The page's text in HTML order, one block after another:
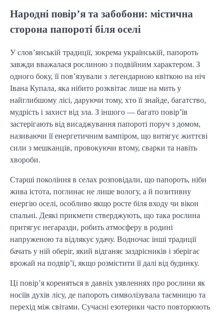
Народні повір’я та забобони: містична
сторона папороті біля оселі
У слов’янській традиції, зокрема українській, папороть
завжди вважалася рослиною з подвійним характером. З
одного боку, її пов’язували з легендарною квіткою на ніч
Івана Купала, яка нібито розквітає лише на мить у
найглибшому лісі, даруючи тому, хто її знайде, багатство,
мудрість і захист від зла. З іншого — багато повір’їв
застерігають від висаджування папороті поруч з домом,
називаючи її енергетичним вампіром, що витягує життєві
сили з мешканців, провокуючи втому, сварки та навіть
хвороби.
Старші покоління в селах розповідали, що папороть, ніби
жива істота, поглинає не лише вологу, а й позитивну
енергію оселі, особливо якщо росте біля входу чи вікон
спальні. Деякі прикмети стверджують, що така рослина
притягує негаразди, робить атмосферу в родині
напруженою та відлякує удачу. Водночас інші традиції
бачать у ній оберіг, який відганяє заздрісників і зберігає
врожай на подвір’ї, якщо розмістити її далі від будинку.
Ці повір’я кореняться в давніх уявленнях про рослини як
носіїв духів лісу, де папороть символізувала таємницю та
перехід між світами. Сучасні езотерики часто повторюють